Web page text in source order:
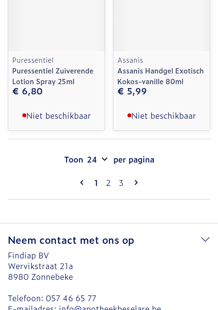
Puressentiel
Puressentiel Zuiverende
Lotion Spray 25ml
€ 6,80
Niet beschikbaar
Assanis
Assanis Handgel Exotisch
Kokos-vanille 80ml
€ 5,99
Niet beschikbaar
Pagina's
U lees momenteel pagina
1 Pagina
2 Pagina
3
Toon per pagina
Neem contact met ons op
Findiap BV
Wervikstraat 21a
8980 Zonnebeke
Telefoon: 057 46 65 77